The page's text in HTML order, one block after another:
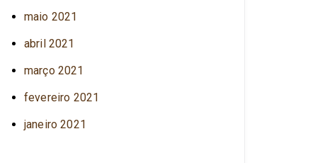
maio 2021
abril 2021
março 2021
fevereiro 2021
janeiro 2021